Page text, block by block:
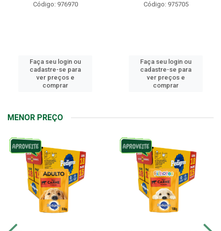
Código: 975705
Faça seu login ou
cadastre-se para
ver preços e
comprar
Código: 961997
Faça seu login ou
cadastre-se para
ver preços e
comprar
MENOR PREÇO